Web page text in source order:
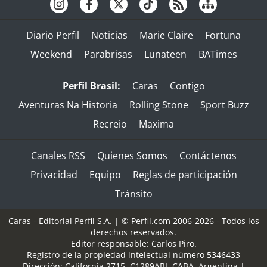
Diario Perfil Noticias Marie Claire
Fortuna
Weekend
Parabrisas Lunateen BATimes
Perfil Brasil: Caras
Contigo
Aventuras Na Historia
Rolling Stone
Sport Buzz
Recreio
Maxima
Canales RSS Quienes Somos
Contáctenos
Privacidad
Equipo
Reglas de participación
Tránsito
Caras - Editorial Perfil S.A. | © Perfil.com 2006-2026 - Todos los
derechos reservados.
Editor responsable: Carlos Piro.
Registro de la propiedad intelectual número 5346433